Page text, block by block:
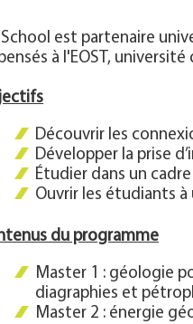
School est partenaire
à l'EOST,
Découvrir les
Développer la prise
Étudier dans un
Ouvrir les étudiants à
du programme
Master 1 : géologie
diagraphies et
Master 2 : énergie